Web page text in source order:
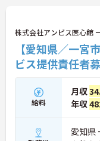
に詳細をお話しいた
さい！
株式会社アンビス医心館
【愛知県／一宮
ビス提供責任者
給料
月収
年収
愛知県